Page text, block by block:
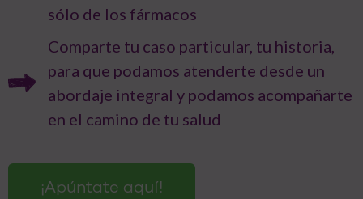
sólo de los fármacos
Comparte tu caso particular, tu historia,
para que podamos atenderte desde un
abordaje integral y podamos acompañarte
en el camino de tu salud
¡Apúntate aquí!